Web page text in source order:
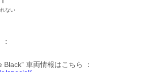
Ⅱ
ない
Black” 車両情報はこちら